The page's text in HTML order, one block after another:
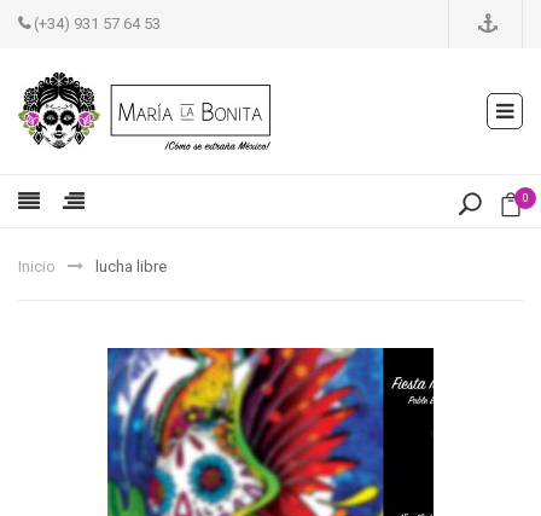
(+34) 931 57 64 53
0
Inicio lucha libre